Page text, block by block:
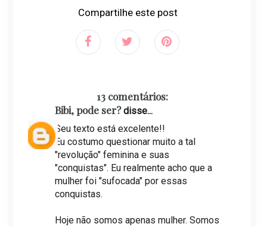
Compartilhe este post
13 comentários:
Bibi, pode ser?disse...
Seu texto está excelente!!
Eu costumo questionar muito a tal
"revolução" feminina e suas
"conquistas". Eu realmente acho que a
mulher foi "sufocada" por essas
conquistas.
Hoje não somos apenas mulher. Somos